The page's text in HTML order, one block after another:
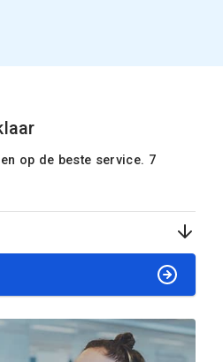
op de beste service. 7